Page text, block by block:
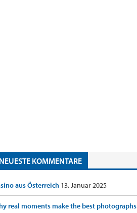
NEUESTE KOMMENTARE
aus Österreich 13. Januar 2025
real moments make the best photographs